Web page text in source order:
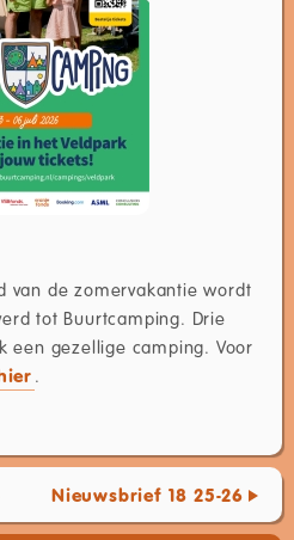
van de zomervakantie wordt
tot Buurtcamping. Drie
een gezellige camping. Voor
.
Nieuwsbrief 18 25-26